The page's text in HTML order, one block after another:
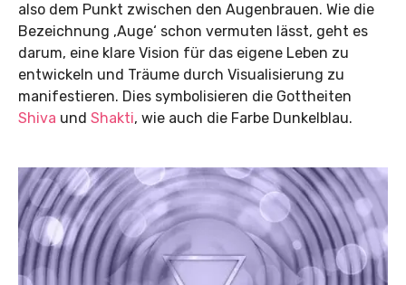
also dem Punkt zwischen den Augenbrauen. Wie die
Bezeichnung ‚Auge‘ schon vermuten lässt, geht es
darum, eine klare Vision für das eigene Leben zu
entwickeln und Träume durch Visualisierung zu
manifestieren. Dies symbolisieren die Gottheiten
Shiva und Shakti, wie auch die Farbe Dunkelblau.